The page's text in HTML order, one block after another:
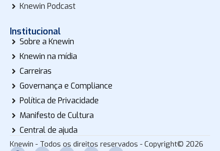
Knewin Podcast
Institucional
Sobre a Knewin
Knewin na mídia
Carreiras
Governança e Compliance
Política de Privacidade
Manifesto de Cultura
Central de ajuda
Knewin - Todos os direitos reservados - Copyright© 2026